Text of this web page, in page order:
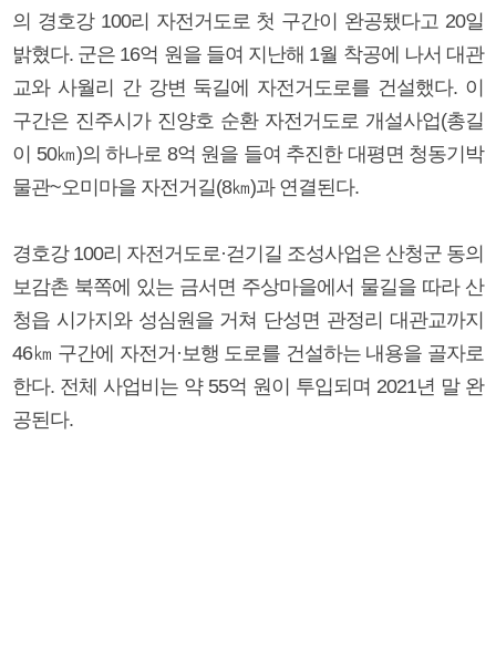
의 경호강 100리 자전거도로 첫 구간이 완공됐다고 20일
밝혔다. 군은 16억 원을 들여 지난해 1월 착공에 나서 대관
교와 사월리 간 강변 둑길에 자전거도로를 건설했다. 이
구간은 진주시가 진양호 순환 자전거도로 개설사업(총길
이 50㎞)의 하나로 8억 원을 들여 추진한 대평면 청동기박
물관~오미마을 자전거길(8㎞)과 연결된다.
경호강 100리 자전거도로·걷기길 조성사업은 산청군 동의
보감촌 북쪽에 있는 금서면 주상마을에서 물길을 따라 산
청읍 시가지와 성심원을 거쳐 단성면 관정리 대관교까지
46㎞ 구간에 자전거·보행 도로를 건설하는 내용을 골자로
한다. 전체 사업비는 약 55억 원이 투입되며 2021년 말 완
공된다.